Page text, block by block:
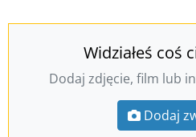
Widziałeś coś
Dodaj zdjęcie, film lub
Dodaj